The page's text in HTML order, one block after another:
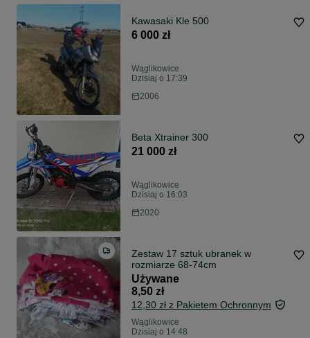
Kawasaki Kle 500
6 000 zł
Wąglikowice
Dzisiaj o 17:39
2006
Beta Xtrainer 300
21 000 zł
Wąglikowice
Dzisiaj o 16:03
2020
Zestaw 17 sztuk ubranek w
rozmiarze 68-74cm
Używane
8,50 zł
12,30 zł z Pakietem Ochronnym
Wąglikowice
Dzisiaj o 14:48